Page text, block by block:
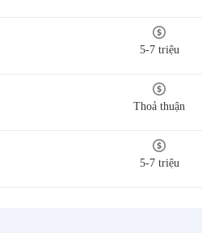
5-7 triệu
Thoả thuận
5-7 triệu